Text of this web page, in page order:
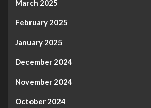
March 2025
February 2025
January 2025
December 2024
November 2024
October 2024